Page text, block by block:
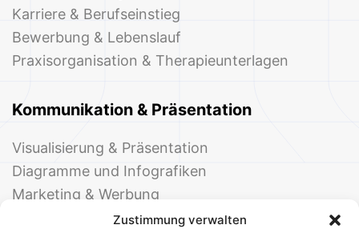
Zustimmung verwalten
Karriere & Berufseinstieg
Bewerbung & Lebenslauf
Praxisorganisation & Therapieunterlagen
Kommunikation & Präsentation
Visualisierung & Präsentation
Diagramme und Infografiken
Marketing & Werbung
Events & Einladungen